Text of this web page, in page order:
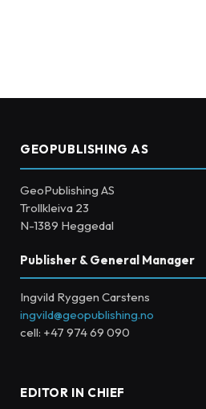
GEOPUBLISHING AS
GeoPublishing AS
Trollkleiva 23
N-1389 Heggedal
Publisher & General Manager
Ingvild Ryggen Carstens
ingvild@geopublishing.no
cell: +47 974 69 090
EDITOR IN CHIEF